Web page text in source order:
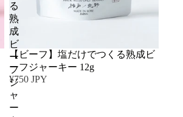
る
熟
成
ビ
ー
フ
ジ
ャ
ー
【ビーフ】塩だけでつくる熟成ビ
ーフジャーキー 12g
¥750 JPY